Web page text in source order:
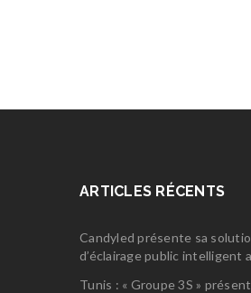
ARTICLES RÉCENTS
Candyled présente sa
d’éclairage public intelligent
Tunis : « Groupe 3S »